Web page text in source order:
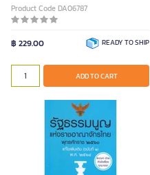
Product Code DA06787
฿ 229.00 READY TO SHIP
ADD TO CART